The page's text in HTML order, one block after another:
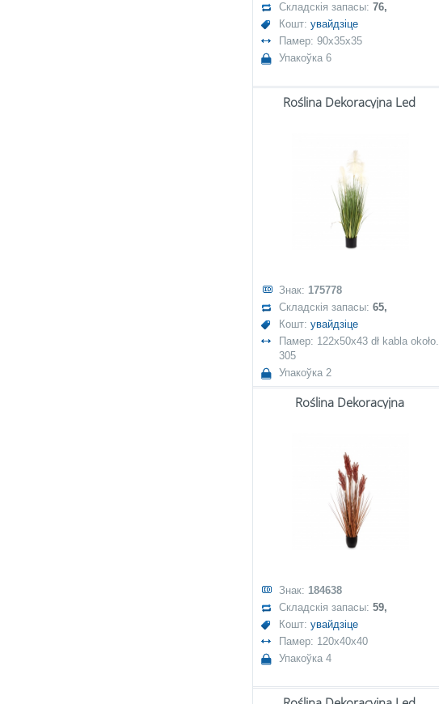
Складскія запасы: 76,
Кошт: увайдзіце
Памер: 90x35x35
Упакоўка 6
Roślina Dekoracyjna Led
Знак: 175778
Складскія запасы: 65,
Кошт: увайдзіце
Памер: 122x50x43 dł kabla około.
305
Упакоўка 2
Roślina Dekoracyjna
Знак: 184638
Складскія запасы: 59,
Кошт: увайдзіце
Памер: 120x40x40
Упакоўка 4